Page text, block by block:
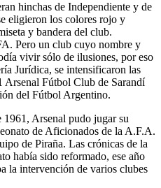
hinchas de Independiente y de
eligieron los colores rojo y
y bandera del club.
Pero un club cuyo nombre y
vivir sólo de ilusiones, por eso
Jurídica, se intensificaron las
Arsenal Fútbol Club de Sarandí
del Fútbol Argentino.
Arsenal pudo jugar su
de Aficionados de la A.F.A.
de Piraña. Las crónicas de la
había sido reformado, ese año
la intervención de varios clubes